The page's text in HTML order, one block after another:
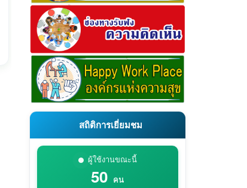
สถิติการเยี่ยมชม
ผู้ใช้งานขณะนี้
50 คน